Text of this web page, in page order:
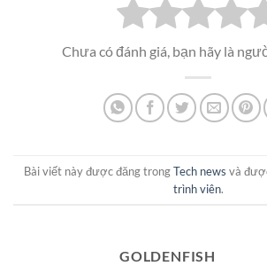
Chưa có đánh giá, bạn hãy là
Bài viết này được đăng trongTech news và
trình viên.
GOLDENFISH